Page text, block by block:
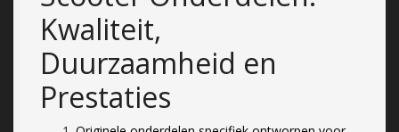
Kwaliteit,
Duurzaamheid en
Prestaties